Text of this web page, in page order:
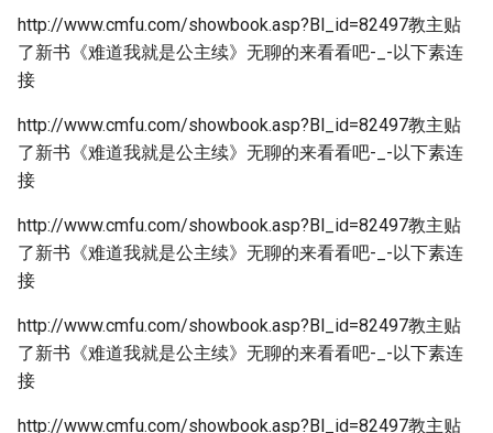
http://www.cmfu.com/showbook.asp?Bl_id=82497教主贴
了新书《难道我就是公主续》无聊的来看看吧-_-以下素连
接
http://www.cmfu.com/showbook.asp?Bl_id=82497教主贴
了新书《难道我就是公主续》无聊的来看看吧-_-以下素连
接
http://www.cmfu.com/showbook.asp?Bl_id=82497教主贴
了新书《难道我就是公主续》无聊的来看看吧-_-以下素连
接
http://www.cmfu.com/showbook.asp?Bl_id=82497教主贴
了新书《难道我就是公主续》无聊的来看看吧-_-以下素连
接
http://www.cmfu.com/showbook.asp?Bl_id=82497教主贴